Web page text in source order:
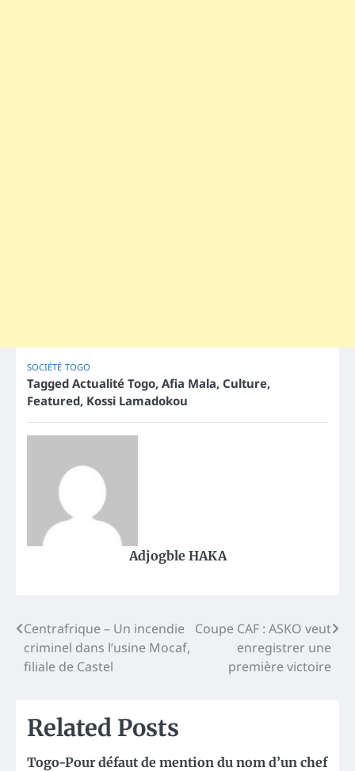
SOCIÉTÉ TOGO
Tagged Actualité Togo, Afia Mala, Culture,
Featured, Kossi Lamadokou
Adjogble HAKA
Post
navigation
Centrafrique – Un incendie
criminel dans l’usine Mocaf,
filiale de Castel
Coupe CAF : ASKO veut
enregistrer une
première victoire
Related Posts
Togo-Pour défaut de mention du nom d’un chef